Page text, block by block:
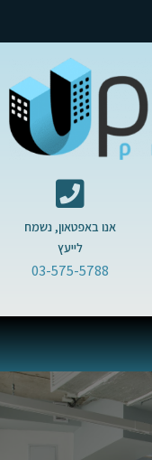
אנו באפטאון, נשמח
לייעץ
03-575-5788